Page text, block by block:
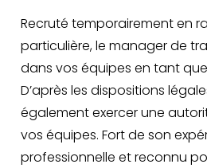
Recruté temporairement en
particulière, le manager de
dans vos équipes en tant
D’après les dispositions
également exercer une
vos équipes. Fort de son
professionnelle et reconnu